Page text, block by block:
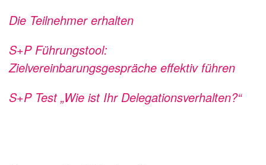
Die Teilnehmer erhalten
S+P Führungstool:
Zielvereinbarungsgespräche effektiv führen
S+P Test „Wie ist Ihr Delegationsverhalten?“